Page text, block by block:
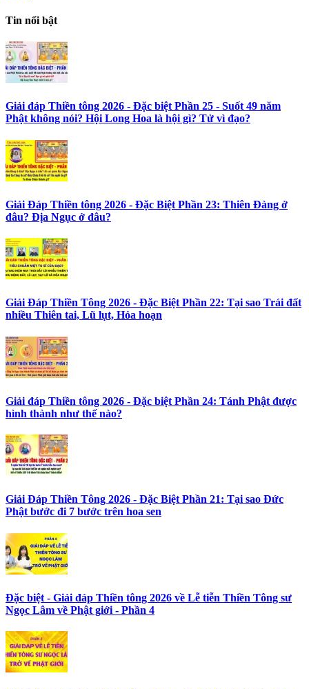
Tin nổi bật
Giải đáp Thiền tông 2026 - Đặc biệt Phần 25 - Suốt 49 năm
Phật không nói? Hội Long Hoa là hội gì? Tử vì đạo?
Giải Đáp Thiền tông 2026 - Đặc Biệt Phần 23: Thiên Đàng ở
đâu? Địa Ngục ở đâu?
Giải Đáp Thiền Tông 2026 - Đặc Biệt Phần 22: Tại sao Trái đất
nhiều Thiên tai, Lũ lụt, Hỏa hoạn
Giải đáp Thiền tông 2026 - Đặc biệt Phần 24: Tánh Phật được
hình thành như thế nào?
Giải Đáp Thiền Tông 2026 - Đặc Biệt Phần 21: Tại sao Đức
Phật bước đi 7 bước trên hoa sen
Đặc biệt - Giải đáp Thiền tông 2026 về Lễ tiễn Thiền Tông sư
Ngọc Lâm về Phật giới - Phần 4